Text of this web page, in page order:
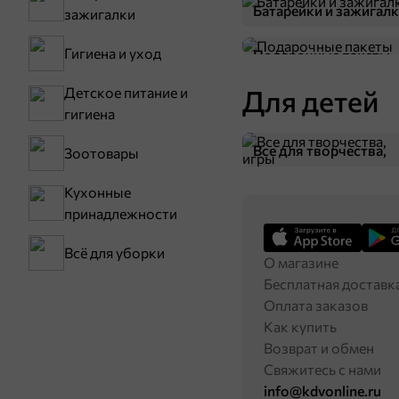
349,7 ₽ 1 кг
зажигалки
Гигиена и уход
Детское питание и
гигиена
Зоотовары
Кухонные
принадлежности
Всё для уборки
Батарейки и
Подарочные пакеты
Для детей
Все для творчества,
игры
О магазине
Бесплатная
Оплата заказов
Как купить
Возврат и обмен
Свяжитесь с нами
info@kdvonline.ru